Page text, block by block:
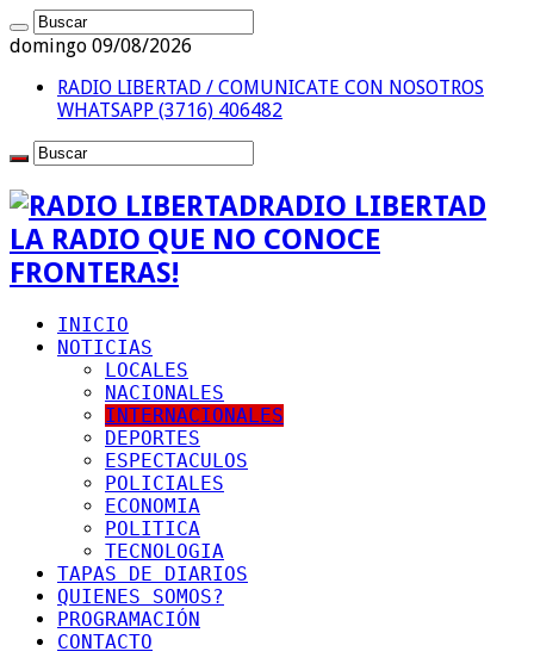
domingo 09/08/2026
RADIO LIBERTAD / COMUNICATE CON NOSOTROS
WHATSAPP (3716) 406482
RADIO LIBERTAD
LA RADIO QUE NO CONOCE
FRONTERAS!
INICIO
NOTICIAS
LOCALES
NACIONALES
INTERNACIONALES
DEPORTES
ESPECTACULOS
POLICIALES
ECONOMIA
POLITICA
TECNOLOGIA
TAPAS DE DIARIOS
QUIENES SOMOS?
PROGRAMACIÓN
CONTACTO